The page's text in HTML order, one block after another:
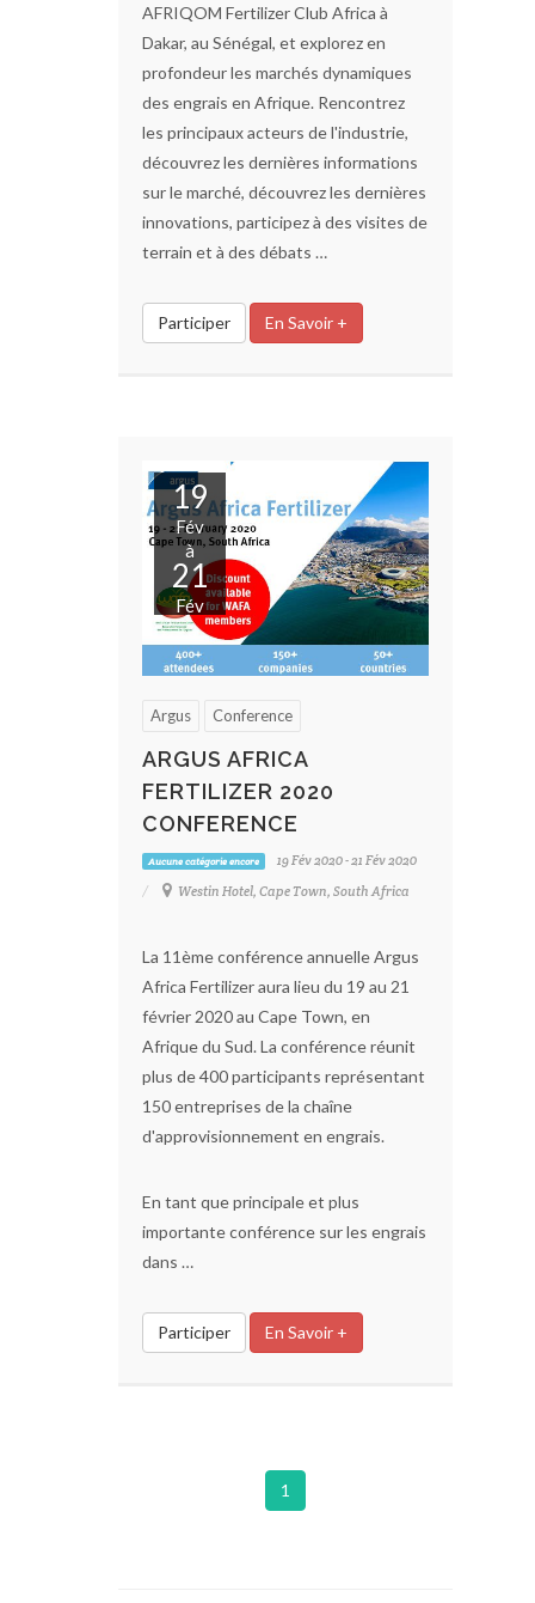
AFRIQOM Fertilizer Club Africa à
Dakar, au Sénégal, et explorez en
profondeur les marchés dynamiques
des engrais en Afrique. Rencontrez
les principaux acteurs de l'industrie,
découvrez les dernières informations
sur le marché, découvrez les dernières
innovations, participez à des visites de
terrain et à des débats …
Participer En Savoir +
19
Fév
à
21
Fév
Argus Conference
ARGUS AFRICA
FERTILIZER 2020
CONFERENCE
Aucune catégorie encore
19 Fév 2020 - 21 Fév 2020
Westin Hotel, Cape Town, South Africa
La 11ème conférence annuelle Argus
Africa Fertilizer aura lieu du 19 au 21
février 2020 au Cape Town, en
Afrique du Sud. La conférence réunit
plus de 400 participants représentant
150 entreprises de la chaîne
d'approvisionnement en engrais.
En tant que principale et plus
importante conférence sur les engrais
dans …
Participer En Savoir +
1